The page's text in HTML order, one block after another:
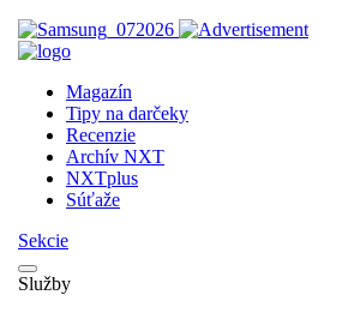
Magazín
Tipy na darčeky
Recenzie
Archív NXT
NXTplus
Súťaže
Sekcie
Služby